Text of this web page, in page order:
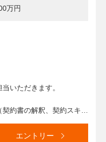
万円
いただきます。
約書の解釈、契約スキー
社内プロセスなど）
エントリー